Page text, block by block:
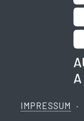
IMPRESSUM ·